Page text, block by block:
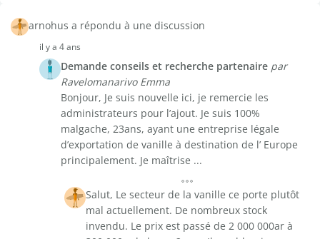
arnohus a répondu à une discussion
il y a 4 ans
Demande conseils et recherche partenaire par
Ravelomanarivo Emma
Bonjour, Je suis nouvelle ici, je remercie les
administrateurs pour l’ajout. Je suis 100%
malgache, 23ans, ayant une entreprise légale
d’exportation de vanille à destination de l’ Europe
principalement. Je maîtrise ...
Salut, Le secteur de la vanille ce porte plutôt
mal actuellement. De nombreux stock
invendu. Le prix est passé de 2 000 000ar à